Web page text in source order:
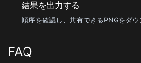
結果を出力する
順序を確認し、共有できるPNGをダウ
FAQ